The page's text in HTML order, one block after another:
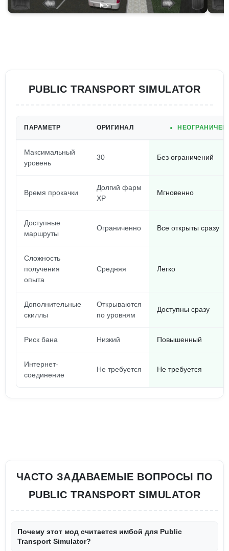
PUBLIC TRANSPORT SIMULATOR
ПАРАМЕТР ОРИГИНАЛ
Максимальный
уровень
30 Без ограничений
Время прокачки
Долгий фарм
XP
Мгновенно
Доступные
маршруты
Ограниченно Все открыты сразу
Сложность
получения
опыта
Средняя Легко
Дополнительные
скиллы
Открываются
по уровням
Доступны сразу
Риск бана Низкий Повышенный
Интернет-
соединение
Не требуется Не требуется
ЧАСТО ЗАДАВАЕМЫЕ ВОПРОСЫ ПО
PUBLIC TRANSPORT SIMULATOR
Почему этот мод считается имбой для Public
Transport Simulator?